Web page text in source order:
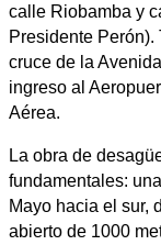
calle Riobamba y
Presidente Perón).
cruce de la
ingreso al
Aérea.
La obra de
fundamentales:
Mayo hacia el sur,
abierto de 1000